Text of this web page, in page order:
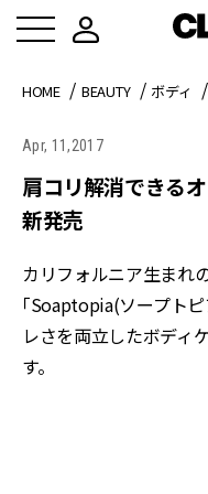
HOME BEAUTY ボディ
Apr, 11,2017
肩コリ解消できる
新発売
カリフォルニア生まれ
「Soaptopia(ソープトピ
レさを両立したボディ
す。